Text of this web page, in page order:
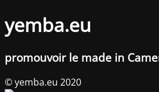
yemba.eu
promouvoir le made in
© yemba.eu 2020